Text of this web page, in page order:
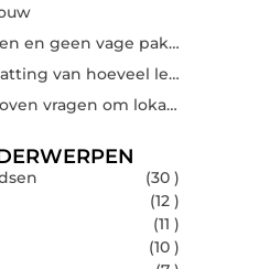
Transparante prijzen en geen vage pakketten
Realistische inschatting van hoeveel lessen jij nodig hebt
Rijlessen in Eindhoven vragen om lokale kennis
(30 )
(12 )
(11 )
(10 )